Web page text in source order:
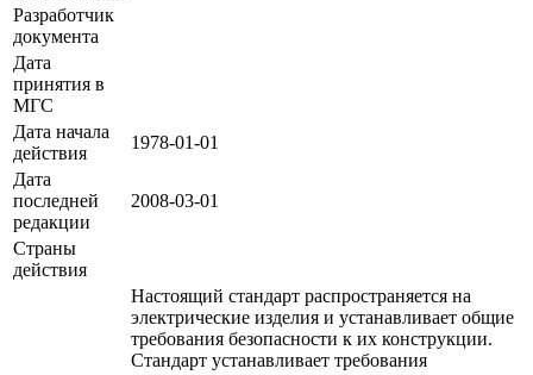
Разработчик
документа
Дата
принятия в
МГС
Дата начала
действия
1978-01-01
Дата
последней
редакции
2008-03-01
Страны
действия
Настоящий стандарт распространяется на
электрические изделия и устанавливает общие
требования безопасности к их конструкции.
Стандарт устанавливает требования